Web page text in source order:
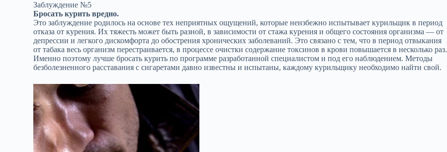
Заблуждение №5
Бросать курить вредно.
Это заблуждение родилось на основе тех неприятных ощущений, которые неизбежно испытывает курильщик в период
отказа от курения. Их тяжесть может быть разной, в зависимости от стажа курения и общего состояния организма — от
депрессии и легкого дискомфорта до обострения хронических заболеваний. Это связано с тем, что в период отвыкания
от табака весь организм перестраивается, в процессе очистки содержание токсинов в крови повышается в несколько раз.
Именно поэтому лучше бросать курить по программе разработанной специалистом и под его наблюдением. Методы
безболезненного расставания с сигаретами давно известны и испытаны, каждому курильщику необходимо найти свой.